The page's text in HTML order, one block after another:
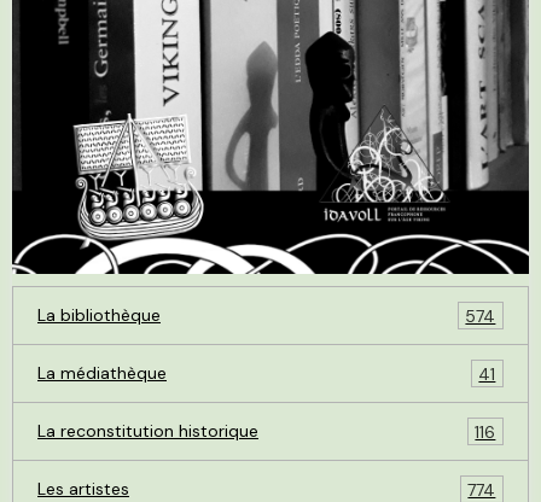
La bibliothèque 574
La médiathèque 41
La reconstitution historique 116
Les artistes 774